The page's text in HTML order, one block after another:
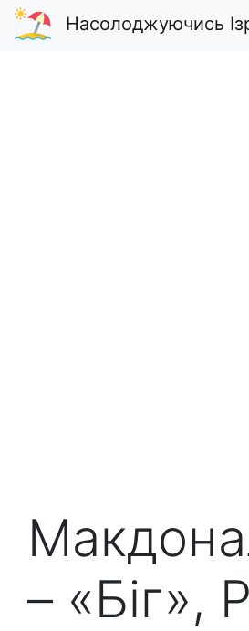
Насолоджуючись
– «Біг»,